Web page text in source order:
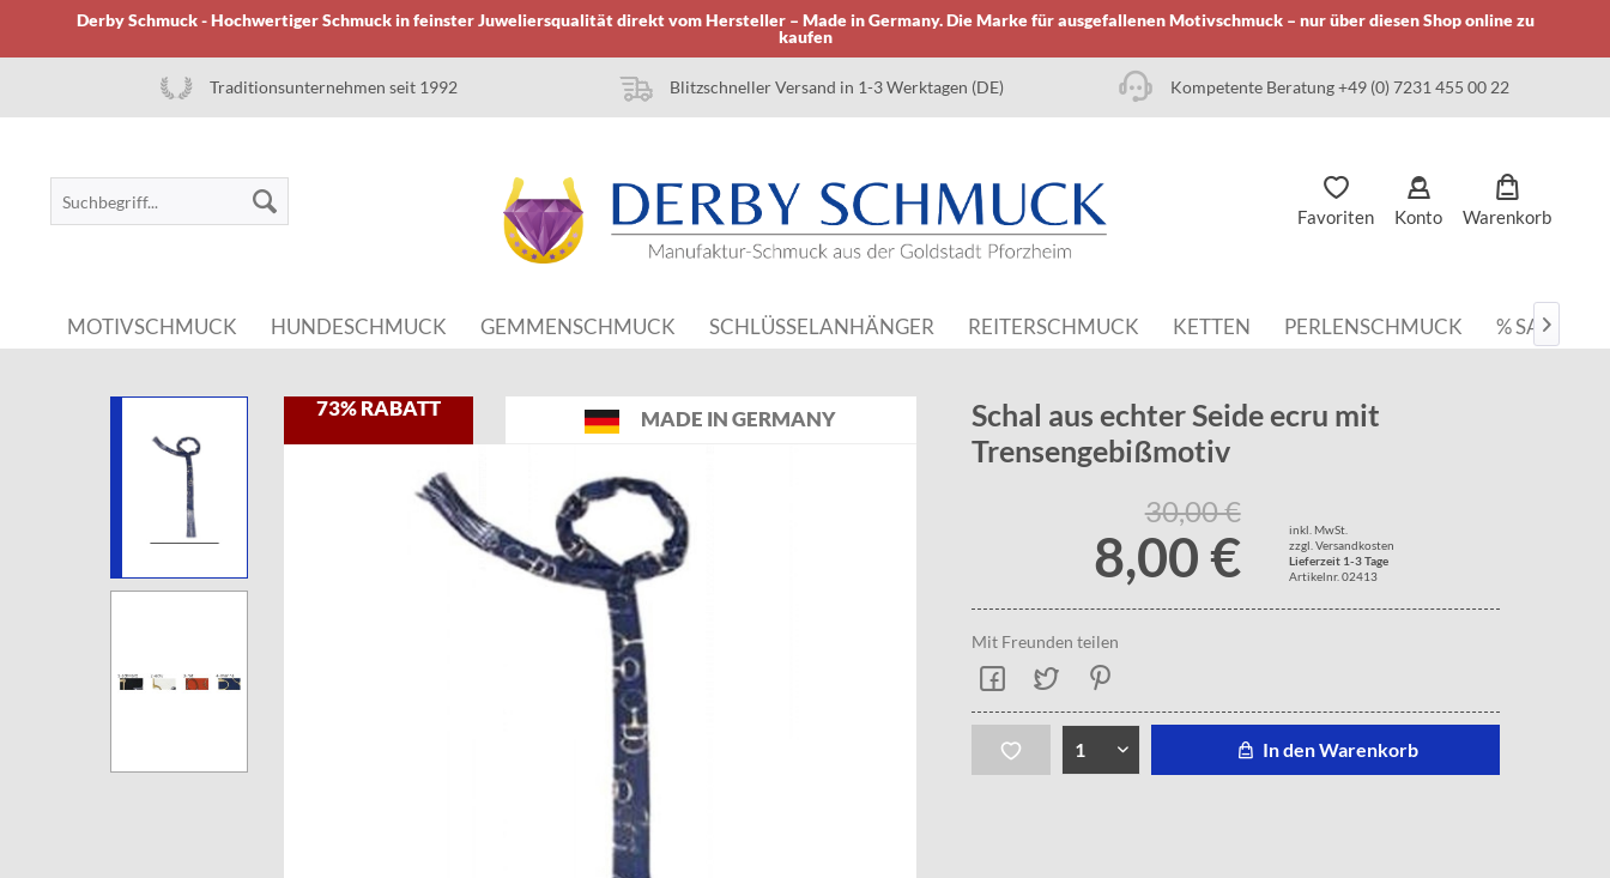
Derby Schmuck - Hochwertiger Schmuck in feinster Juweliersqualität direkt vom Hersteller – Made in Germany. Die Marke für ausgefallenen Motivschmuck – nur über diesen Shop online zu
kaufen
Traditionsunternehmen seit 1992 Blitzschneller Versand in 1-3 Werktagen (DE) Kompetente Beratung +49 (0) 7231 455 00 22
Favoriten Konto Warenkorb
MOTIVSCHMUCK HUNDESCHMUCK GEMMENSCHMUCK SCHLÜSSELANHÄNGER REITERSCHMUCK KETTEN PERLENSCHMUCK % SALE

73% RABATT MADE IN GERMANY
Schal aus echter Seide ecru mit
Trensengebißmotiv
30,00 €
8,00 €
inkl. MwSt.
zzgl. Versandkosten
Lieferzeit 1-3 Tage
Artikelnr. 02413
Mit Freunden teilen
In den Warenkorb